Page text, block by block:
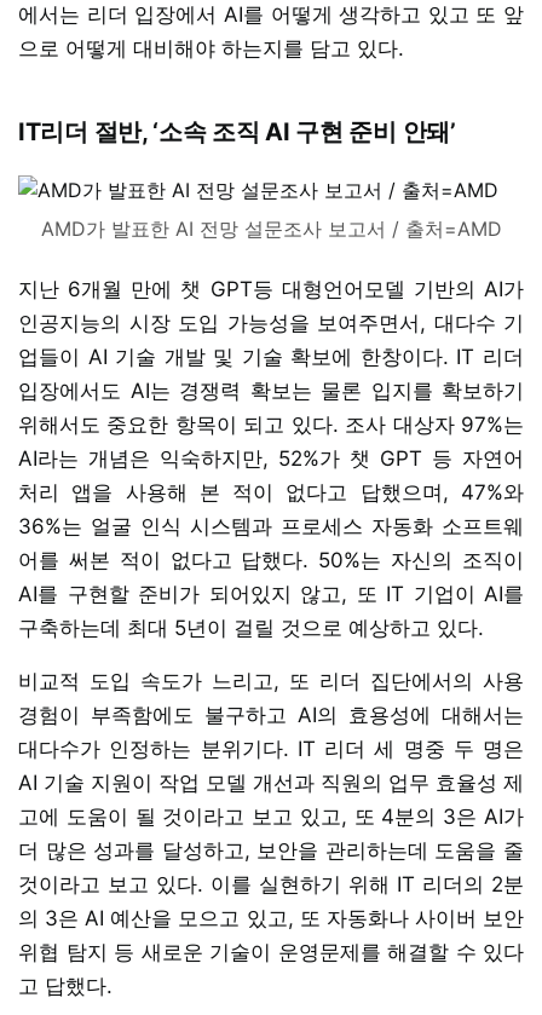
에서는 리더 입장에서 AI를 어떻게 생각하고 있고 또 앞
으로 어떻게 대비해야 하는지를 담고 있다.
IT리더 절반, ‘소속 조직 AI 구현 준비 안돼’
AMD가 발표한 AI 전망 설문조사 보고서 / 출처=AMD
지난 6개월 만에 챗 GPT등 대형언어모델 기반의 AI가
인공지능의 시장 도입 가능성을 보여주면서, 대다수 기
업들이 AI 기술 개발 및 기술 확보에 한창이다. IT 리더
입장에서도 AI는 경쟁력 확보는 물론 입지를 확보하기
위해서도 중요한 항목이 되고 있다. 조사 대상자 97%는
AI라는 개념은 익숙하지만, 52%가 챗 GPT 등 자연어
처리 앱을 사용해 본 적이 없다고 답했으며, 47%와
36%는 얼굴 인식 시스템과 프로세스 자동화 소프트웨
어를 써본 적이 없다고 답했다. 50%는 자신의 조직이
AI를 구현할 준비가 되어있지 않고, 또 IT 기업이 AI를
구축하는데 최대 5년이 걸릴 것으로 예상하고 있다.
비교적 도입 속도가 느리고, 또 리더 집단에서의 사용
경험이 부족함에도 불구하고 AI의 효용성에 대해서는
대다수가 인정하는 분위기다. IT 리더 세 명중 두 명은
AI 기술 지원이 작업 모델 개선과 직원의 업무 효율성 제
고에 도움이 될 것이라고 보고 있고, 또 4분의 3은 AI가
더 많은 성과를 달성하고, 보안을 관리하는데 도움을 줄
것이라고 보고 있다. 이를 실현하기 위해 IT 리더의 2분
의 3은 AI 예산을 모으고 있고, 또 자동화나 사이버 보안
위협 탐지 등 새로운 기술이 운영문제를 해결할 수 있다
고 답했다.